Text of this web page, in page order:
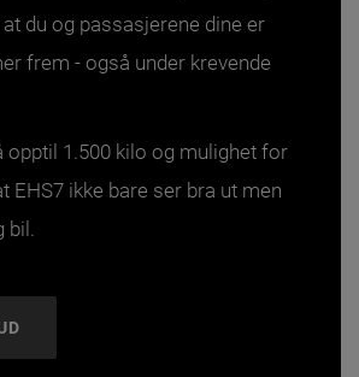
du og passasjerene dine er
frem - også under krevende
opptil 1.500 kilo og mulighet for
EHS7 ikke bare ser bra ut men
bil.